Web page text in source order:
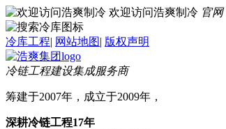
欢迎访问浩爽制冷 官网
冷库工程| 网站地图| 版权声明
冷链工程建设集成服务商
筹建于2007年，成立于2009年，
深耕冷链工程17年